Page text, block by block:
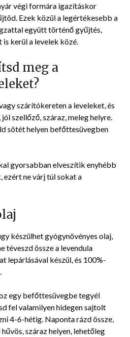
végi formára igazításkor
Ezek közül a legértékesebb a
együtt történő gyűjtés,
kerül a levelek közé.
meg a
szárítókereten a leveleket, és
szellőző, száraz, meleg helyre.
sötét helyen befőttesüvegben
gyorsabban elveszítik enyhébb
ezért ne várj túl sokat a
készülhet gyógynövényes olaj,
téveszd össze a levendula
lepárlásával készül, és 100%-
egy befőttesüvegbe tegyél
fel valamilyen hidegen sajtolt
4-6-hétig. Naponta rázd össze,
száraz helyen, lehetőleg